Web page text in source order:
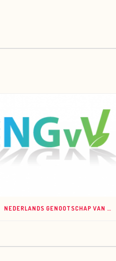
NEDERLANDS GENOOTSCHAP VAN VITALOGEN VAN START